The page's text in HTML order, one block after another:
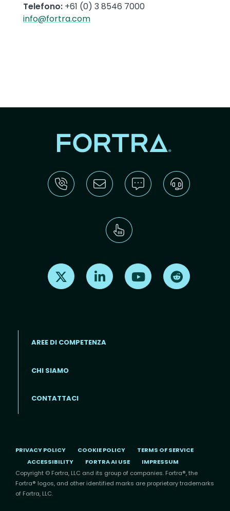
Telefono: +61 (0) 3 8546 7000
info@fortra.com
Find us on X Find us on LinkedInFind us on Youtube
Footer menu (IT)
AREE DI COMPETENZA
CHI SIAMO
CONTATTACI
PRIVACY POLICY COOKIE POLICY
TERMS OF SERVICE
ACCESSIBILITY
FORTRA AI USE
IMPRESSUM
Copyright © Fortra, LLC and its group of companies. Fortra®, the
Fortra® logos, and other identified marks are proprietary trademarks
of Fortra, LLC.